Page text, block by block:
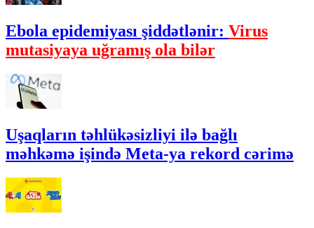
Ebola epidemiyası şiddətlənir: Virus
mutasiyaya uğramış ola bilər
Uşaqların təhlükəsizliyi ilə bağlı
məhkəmə işində Meta-ya rekord cərimə